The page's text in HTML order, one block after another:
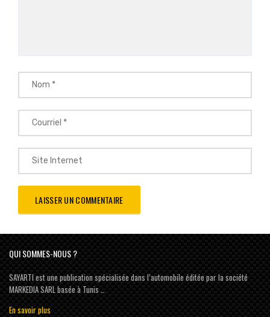
QUI SOMMES-NOUS ?
SAYARTI est une publication spécialisée dans l’automobile éditée par la société
MARKEDIA SARL basée à Tunis …
En savoir plus